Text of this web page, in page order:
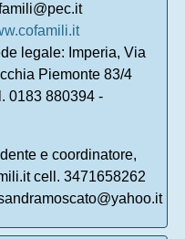
legale: Imperia, Via
Piemonte 83/4
0183 880394 -
e coordinatore,
cell. 3471658262